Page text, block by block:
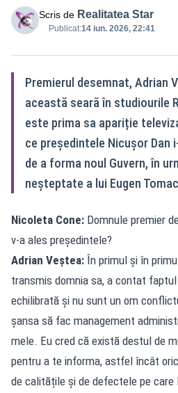
Scris de Realitatea Star
Publicat:14 iun. 2026, 22:41
Premierul desemnat, Adrian
această seară în studiourile
este prima sa apariție
ce președintele Nicușor
de a forma noul Guvern, în
neșteptate a lui Eugen
Nicoleta Cone: Domnule premier
v-a ales președintele?
Adrian Veștea: În primul și în
transmis domnia sa, a contat
echilibrată și nu sunt un om
șansa să fac management
mele. Eu cred că există destul de
pentru a te informa, astfel încât
de calitățile și de defectele pe care